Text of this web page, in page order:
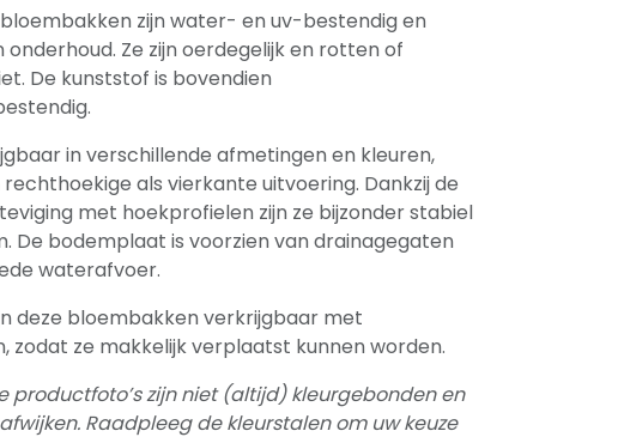
zijn water- en uv-bestendig en
onderhoud. Ze zijn oerdegelijk en rotten of
De kunststof is bovendien
in verschillende afmetingen en kleuren,
rechthoekige als vierkante uitvoering. Dankzij de
met hoekprofielen zijn ze bijzonder stabiel
De bodemplaat is voorzien van drainagegaten
waterafvoer.
deze bloembakken verkrijgbaar met
zodat ze makkelijk verplaatst kunnen worden.
productfoto’s zijn niet (altijd) kleurgebonden en
Raadpleeg de kleurstalen om uw keuze